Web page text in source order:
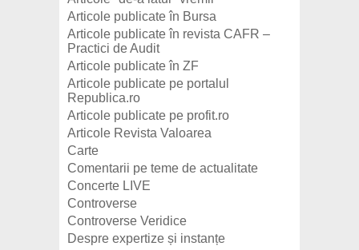
Articole publicate în Bursa
Articole publicate în revista CAFR –
Practici de Audit
Articole publicate în ZF
Articole publicate pe portalul
Republica.ro
Articole publicate pe profit.ro
Articole Revista Valoarea
Carte
Comentarii pe teme de actualitate
Concerte LIVE
Controverse
Controverse Veridice
Despre expertize și instanțe